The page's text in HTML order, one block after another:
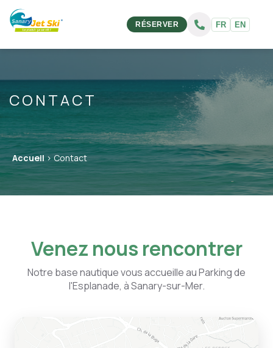
Blog
RÉSERVER FR EN
CONTACT
Accueil> Contact
Venez nous rencontrer
Notre base nautique vous accueille au Parking de
l'Esplanade, à Sanary-sur-Mer.